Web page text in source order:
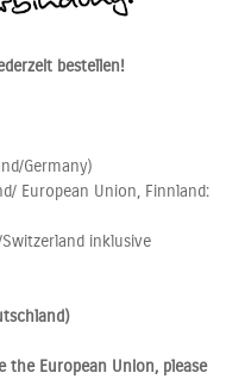
bestellen!
Germany)
European Union, Finnland:
inklusive
European Union, please